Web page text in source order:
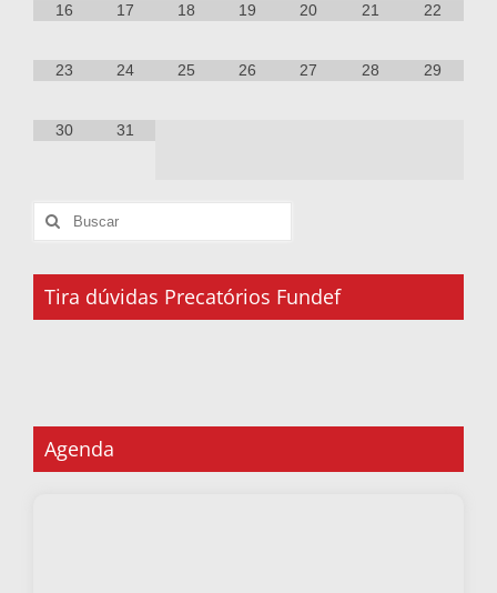
16 17 18 19 20 21 22
23 24 25 26 27 28 29
30 31
Tira dúvidas Precatórios Fundef
Agenda